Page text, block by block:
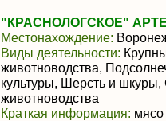
"КРАСНОЛОГСКОЕ"
Местонахождение:
Виды деятельности:
животноводства,
культуры, Шерсть и
животноводства
Краткая информация: мясо